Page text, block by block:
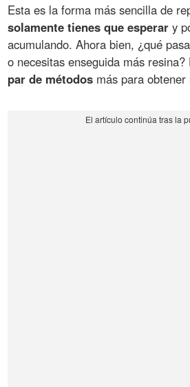
Esta es la forma más sencilla de
solamente tienes que esperar y
acumulando. Ahora bien, ¿qué
o necesitas enseguida más
par de métodos más para obtener